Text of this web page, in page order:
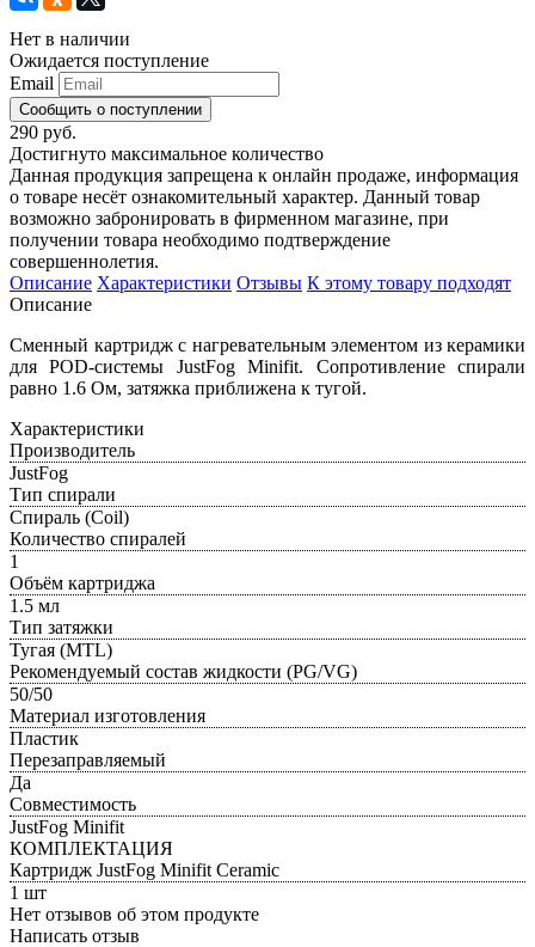
Нет в наличии
Ожидается поступление
Email
Сообщить о поступлении
290 руб.
Достигнуто максимальное количество
Данная продукция запрещена к онлайн продаже, информация
о товаре несёт ознакомительный характер. Данный товар
возможно забронировать в фирменном магазине, при
получении товара необходимо подтверждение
совершеннолетия.
Описание Характеристики Отзывы К этому товару подходят
Описание
Сменный картридж с нагревательным элементом из керамики
для POD-системы JustFog Minifit. Сопротивление спирали
равно 1.6 Ом, затяжка приближена к тугой.
Характеристики
Производитель
JustFog
Тип спирали
Спираль (Coil)
Количество спиралей
1
Объём картриджа
1.5 мл
Тип затяжки
Тугая (MTL)
Рекомендуемый состав жидкости (PG/VG)
50/50
Материал изготовления
Пластик
Перезаправляемый
Да
Совместимость
JustFog Minifit
КОМПЛЕКТАЦИЯ
Картридж JustFog Minifit Ceramic
1 шт
Нет отзывов об этом продукте
Написать отзыв